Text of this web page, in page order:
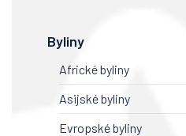
Byliny
Africké byliny
Asijské byliny
Evropské byliny